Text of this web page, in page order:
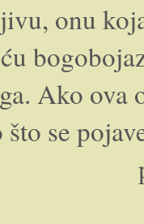
onu
Ako ova
što se